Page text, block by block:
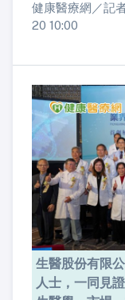
健康醫療網／記
20 10:00
生醫股份有限
人士，一同見